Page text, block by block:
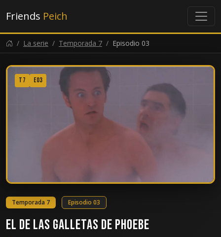
Friends Peich
La serie Temporada 7 Episodio 03
T7 E03
Temporada 7 Episodio 03
El de las galletas de Phoebe